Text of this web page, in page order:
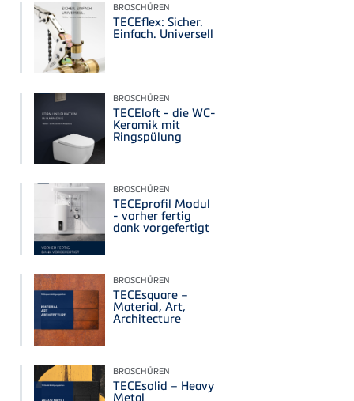
BROSCHÜREN
TECEflex: Sicher.
Einfach. Universell
BROSCHÜREN
TECEloft - die WC-
Keramik mit
Ringspülung
BROSCHÜREN
TECEprofil Modul
- vorher fertig
dank vorgefertigt
BROSCHÜREN
TECEsquare –
Material, Art,
Architecture
BROSCHÜREN
TECEsolid – Heavy
Metal